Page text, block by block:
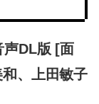
声DL版 [面
、上田敏子